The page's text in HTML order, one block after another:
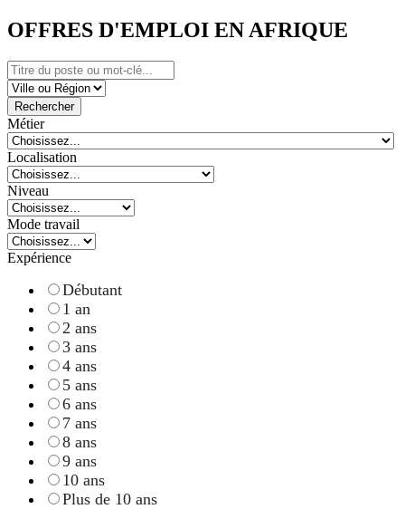
OFFRES D'EMPLOI EN AFRIQUE
Rechercher
Métier
Localisation
Niveau
Mode travail
Expérience
Débutant
1 an
2 ans
3 ans
4 ans
5 ans
6 ans
7 ans
8 ans
9 ans
10 ans
Plus de 10 ans